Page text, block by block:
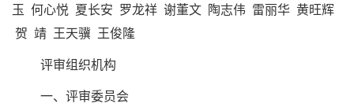
玉 何心悦 夏长安 罗龙祥 谢董文 陶志伟 雷丽华 黄旺辉
贺 靖 王天骥 王俊隆
评审组织机构
一、评审委员会